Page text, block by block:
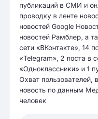
публикаций в СМИ и
проводку в ленте
новостей Google
новостей Рамблер, а
сети «ВКонтакте», 14
«Telegram», 2 поста в
«Одноклассники» и 1
Охват пользователей,
новость по данным
человек